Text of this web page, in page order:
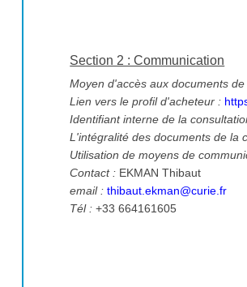
Section 2 : Communication
Moyen d'accès aux documents
Lien vers le profil d'acheteur :
Identifiant interne de la
L'intégralité des documents de la
Utilisation de moyens de
Contact : EKMAN Thibaut
email : thibaut.ekman@curie.fr
Tél : +33 664161605